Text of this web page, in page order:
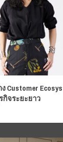
ง Customer
จระยะยาว